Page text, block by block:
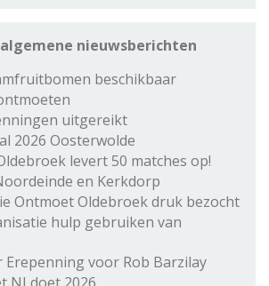
nieuwsberichten
beschikbaar
uitgereikt
2026 Oosterwolde
levert 50 matches op!
en Kerkdorp
Ontmoet Oldebroek druk bezocht
hulp gebruiken van
Erepenning voor Rob Barzilay